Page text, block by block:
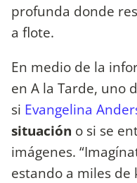
profunda donde
a flote.
En medio de la
en A la Tarde, uno
si Evangelina
situación o si se
imágenes.
estando a miles de